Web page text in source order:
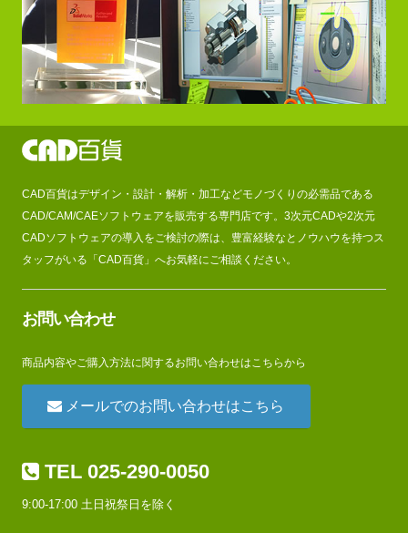
CAD百貨はデザイン・設計・解析・加工などモノづくりの必需品である
CAD/CAM/CAEソフトウェアを販売する専門店です。3次元CADや2次元
CADソフトウェアの導入をご検討の際は、豊富経験なとノウハウを持つス
タッフがいる「CAD百貨」へお気軽にご相談ください。
お問い合わせ
商品内容やご購入方法に関するお問い合わせはこちらから
メールでのお問い合わせはこちら
TEL 025-290-0050
9:00-17:00 土日祝祭日を除く